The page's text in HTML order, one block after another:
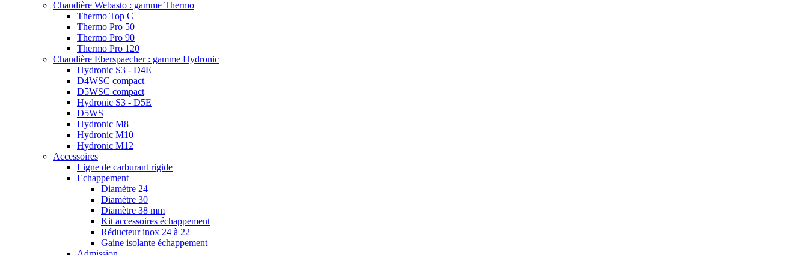
Chaudière Webasto : gamme Thermo
Thermo Top C
Thermo Pro 50
Thermo Pro 90
Thermo Pro 120
Chaudière Eberspaecher : gamme Hydronic
Hydronic S3 - D4E
D4WSC compact
D5WSC compact
Hydronic S3 - D5E
D5WS
Hydronic M8
Hydronic M10
Hydronic M12
Accessoires
Ligne de carburant rigide
Echappement
Diamètre 24
Diamètre 30
Diamètre 38 mm
Kit accessoires échappement
Réducteur inox 24 à 22
Gaine isolante échappement